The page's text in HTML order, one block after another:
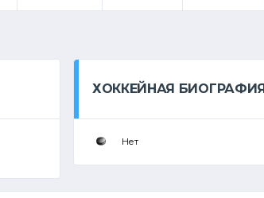
ХОККЕЙНАЯ БИОГРАФИЯ
Нет